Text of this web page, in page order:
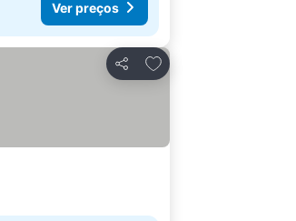
Ver preços
Partilhar
Adicionar aos favoritos